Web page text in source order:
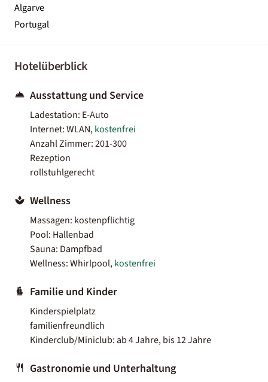
Algarve
Portugal
Hotelüberblick
Ausstattung und Service
Ladestation: E-Auto
Internet: WLAN,kostenfrei
Anzahl Zimmer: 201-300
Rezeption
rollstuhlgerecht
Wellness
Massagen: kostenpflichtig
Pool: Hallenbad
Sauna: Dampfbad
Wellness: Whirlpool,kostenfrei
Familie und Kinder
Kinderspielplatz
familienfreundlich
Kinderclub/Miniclub: ab 4 Jahre, bis 12 Jahre
Gastronomie und Unterhaltung